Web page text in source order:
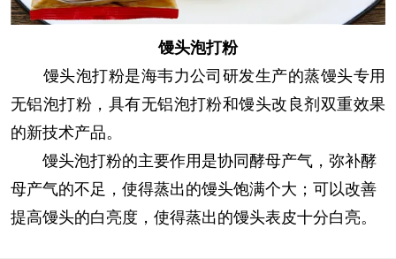
馒头泡打粉
馒头泡打粉是海韦力公司研发生产的蒸馒头专用
无铝泡打粉，具有无铝泡打粉和馒头改良剂双重效果
的新技术产品。
馒头泡打粉的主要作用是协同酵母产气，弥补酵
母产气的不足，使得蒸出的馒头饱满个大；可以改善
提高馒头的白亮度，使得蒸出的馒头表皮十分白亮。